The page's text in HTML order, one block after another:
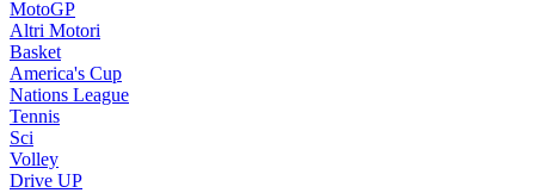
MotoGP
Altri Motori
Basket
America's Cup
Nations League
Tennis
Sci
Volley
Drive UP